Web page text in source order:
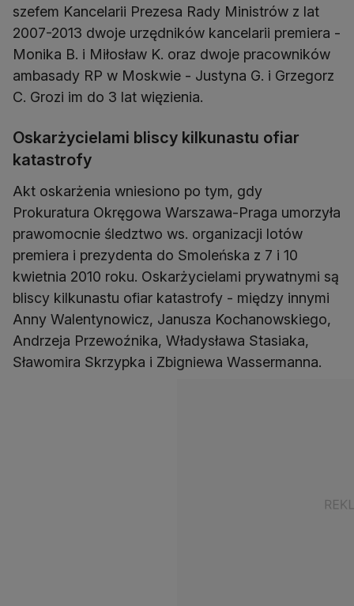
szefem Kancelarii Prezesa Rady Ministrów z lat
2007-2013 dwoje urzędników kancelarii premiera -
Monika B. i Miłosław K. oraz dwoje pracowników
ambasady RP w Moskwie - Justyna G. i Grzegorz
C. Grozi im do 3 lat więzienia.
Oskarżycielami bliscy kilkunastu ofiar
katastrofy
Akt oskarżenia wniesiono po tym, gdy
Prokuratura Okręgowa Warszawa-Praga umorzyła
prawomocnie śledztwo ws. organizacji lotów
premiera i prezydenta do Smoleńska z 7 i 10
kwietnia 2010 roku. Oskarżycielami prywatnymi są
bliscy kilkunastu ofiar katastrofy - między innymi
Anny Walentynowicz, Janusza Kochanowskiego,
Andrzeja Przewoźnika, Władysława Stasiaka,
Sławomira Skrzypka i Zbigniewa Wassermanna.